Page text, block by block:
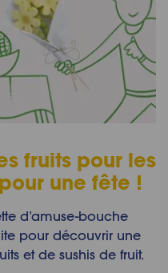
fruits pour les
une fête !
d’amuse-bouche
pour découvrir une
et de sushis de fruit.